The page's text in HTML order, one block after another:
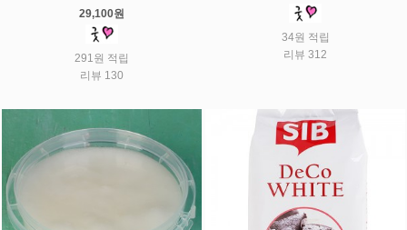
29,100원
291원 적립
리뷰 130
34원 적립
리뷰 312